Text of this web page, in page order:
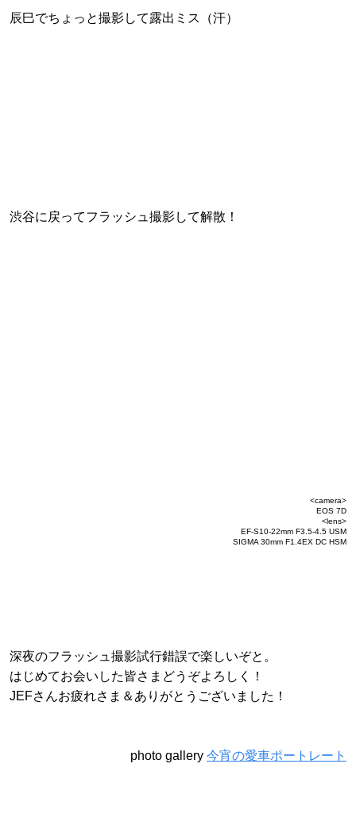
辰巳でちょっと撮影して露出ミス（汗）
渋谷に戻ってフラッシュ撮影して解散！
<camera>
EOS 7D
<lens>
EF-S10-22mm F3.5-4.5 USM
SIGMA 30mm F1.4EX DC HSM
深夜のフラッシュ撮影試行錯誤で楽しいぞと。
はじめてお会いした皆さまどうぞよろしく！
JEFさんお疲れさま＆ありがとうございました！
photo gallery 今宵の愛車ポートレート